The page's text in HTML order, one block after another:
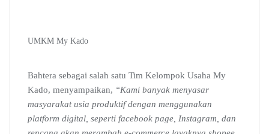
UMKM My Kado
Bahtera sebagai salah satu Tim Kelompok Usaha My
Kado, menyampaikan, “Kami banyak menyasar
masyarakat usia produktif dengan menggunakan
platform digital, seperti facebook page, Instagram, dan